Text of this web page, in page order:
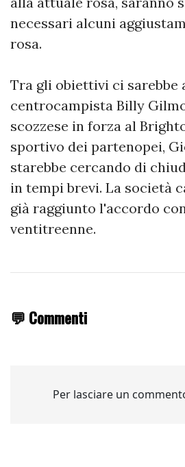
necessari alcuni
rosa.
Tra gli obiettivi ci sarebbe
centrocampista Billy
scozzese in forza al
sportivo dei partenopei,
starebbe cercando di
in tempi brevi. La società
già raggiunto l'accordo
ventitreenne.
💬 Commenti